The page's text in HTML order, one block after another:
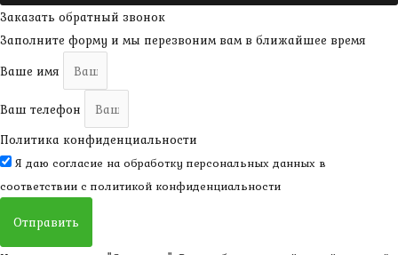
Заказать обратный звонок
Заполните форму и мы перезвоним вам в ближайшее время
Ваше имя
Ваш телефон
Политика конфиденциальности
Я даю согласие на обработку персональных данных в
соответствии с политикой конфиденциальности
Отправить